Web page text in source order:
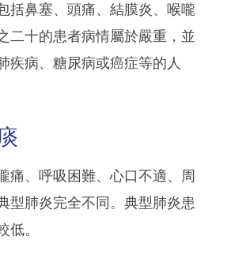
括鼻塞、頭痛、結膜炎、喉嚨
二十的患者病情屬於嚴重，並
疾病、糖尿病或癌症等的人
痛、呼吸困難、心口不適、周
型肺炎完全不同。典型肺炎患
。